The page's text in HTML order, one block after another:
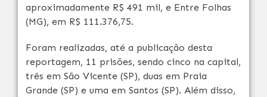
aproximadamente R$ 491 mil, e Entre Folhas
(MG), em R$ 111.376,75.
Foram realizadas, até a publicação desta
reportagem, 11 prisões, sendo cinco na capital,
três em São Vicente (SP), duas em Praia
Grande (SP) e uma em Santos (SP). Além disso,